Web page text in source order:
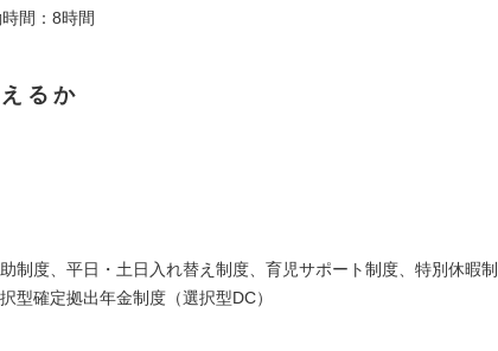
間：8時間
るか
制度、平日・土日入れ替え制度、育児サポート制度、特別休暇制
型確定拠出年金制度（選択型DC）